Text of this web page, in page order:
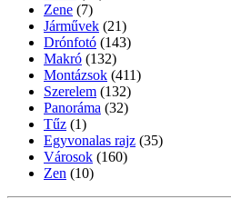
Zene (7)
Járművek (21)
Drónfotó (143)
Makró (132)
Montázsok (411)
Szerelem (132)
Panoráma (32)
Tűz (1)
Egyvonalas rajz (35)
Városok (160)
Zen (10)